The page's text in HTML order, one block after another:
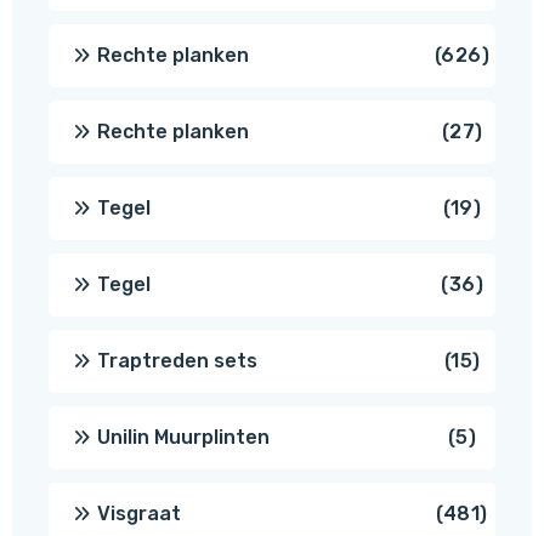
Rechte planken 626626
Rechte planken 2727
Tegel 1919
Tegel 3636
Traptreden sets 1515
Unilin Muurplinten 55
Visgraat 481481